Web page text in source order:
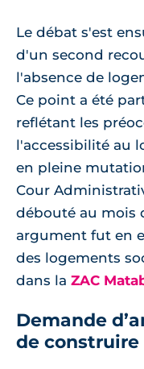
Le débat s'est
d'un second
l'absence de
Ce point a été
reflétant les
l'accessibilité au
en pleine
Cour
débouté au mois
argument fut en
des logements
dans la ZAC
Demande
de construire